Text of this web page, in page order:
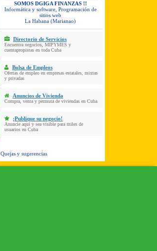
SOMOS DGIGA FINANZAS !!
Informática y software, Programación de
sitios web
La Habana (Marianao)
Directorio de Servicios
Encuentra negocios, MIPYMES y
cuentapropistas en toda Cuba
Bolsa de Empleos
Ofertas de empleo en empresas estatales, mixtas
y privadas
Anuncios de Vivienda
Compra, venta y permuta de viviendas en Cuba
¡Publique su negocio!
Anuncie aquí y sea visible para miles de
usuarios en Cuba
Quejas y sugerencias